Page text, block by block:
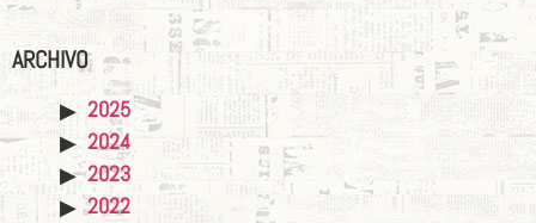
ARCHIVO
2025
2024
2023
2022